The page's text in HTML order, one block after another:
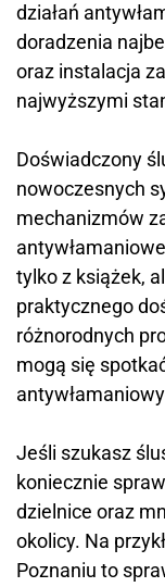
działań
doradzenia
oraz instalacja
najwyższymi
Doświadczony
nowoczesnych
mechanizmów
tylko z książek,
praktycznego
różnorodnych
mogą się
Jeśli szukasz
koniecznie
dzielnice oraz
okolicy. Na
Poznaniu to